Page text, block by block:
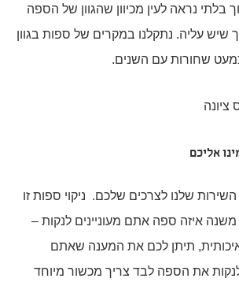
בלתי נראה לעין מכיוון שהגוון של הספה
שיש עליה. נתקלנו במקרים של ספות בגוון
שחורות עם השנים.
אליכם
שלנו לצרכים שלכם. ניקוי ספות זו
איזה ספה אתם מעוניינים לנקות –
תיתן לכם את המענה שאתם
את הספה לבד צריך מכשור מיוחד